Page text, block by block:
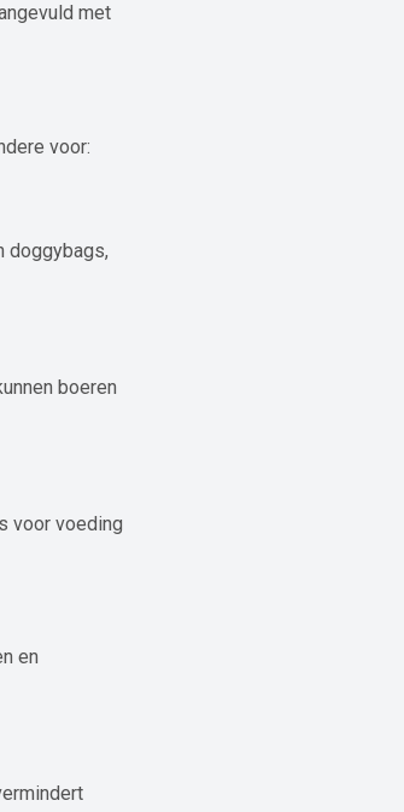
met
voor:
doggybags,
boeren
voor voeding
en